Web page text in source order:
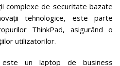
complexe de securitate bazate
tehnologice, este parte
ThinkPad, asigurând o
utilizatorilor.
este un laptop de business